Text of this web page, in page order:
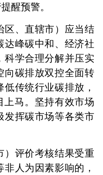
醒预警。
、直辖市）应当结
达峰碳中和、经济社
科学合理分解并压实
向碳排放双控全面转
传统行业碳排放，
上马。坚持有效市场
发挥碳市场等各类市
）评价考核结果受重
人为因素影响的，